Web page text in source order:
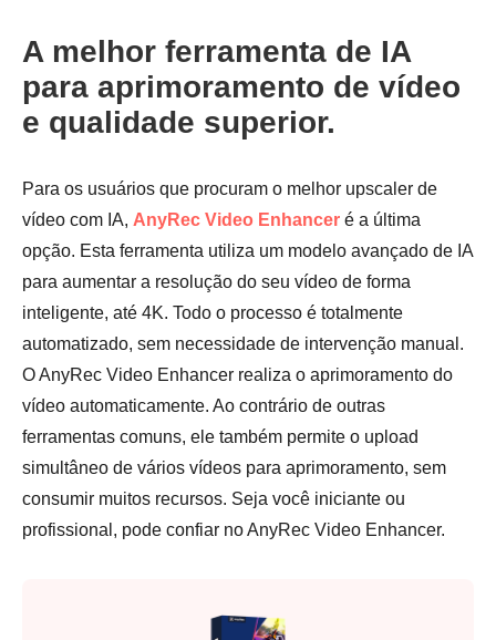
A melhor ferramenta de IA
para aprimoramento de vídeo
e qualidade superior.
Para os usuários que procuram o melhor upscaler de
vídeo com IA, AnyRec Video Enhancer é a última
opção. Esta ferramenta utiliza um modelo avançado de IA
para aumentar a resolução do seu vídeo de forma
inteligente, até 4K. Todo o processo é totalmente
automatizado, sem necessidade de intervenção manual.
O AnyRec Video Enhancer realiza o aprimoramento do
vídeo automaticamente. Ao contrário de outras
ferramentas comuns, ele também permite o upload
simultâneo de vários vídeos para aprimoramento, sem
consumir muitos recursos. Seja você iniciante ou
profissional, pode confiar no AnyRec Video Enhancer.